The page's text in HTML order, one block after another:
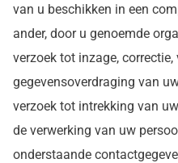
van u beschikken in een
ander, door u genoemde
verzoek tot inzage, correctie,
gegevensoverdraging van
verzoek tot intrekking van
de verwerking van uw
onderstaande